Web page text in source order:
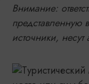
Внимание:
представленную
источники, несут